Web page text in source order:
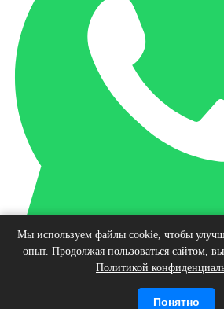
Наверх
© Интернет-магазин виниловых
Мы используем файлы cookie, чтобы
опыт. Продолжая пользоваться сайтом,
Политикой
Понятно